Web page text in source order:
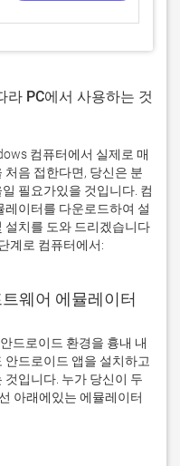
라 PC에서 사용하는 것
컴퓨터에서 실제로 매
음 접한다면, 당신은 분
필요가있을 것입니다. 컴
이터를 다운로드하여 설
설치를 도와 드리겠습니다
계로 컴퓨터에서:
웨어 에뮬레이터
드로이드 환경을 흉내 내
안드로이드 앱을 설치하고
입니다. 누가 당신이 두
아래에있는 에뮬레이터